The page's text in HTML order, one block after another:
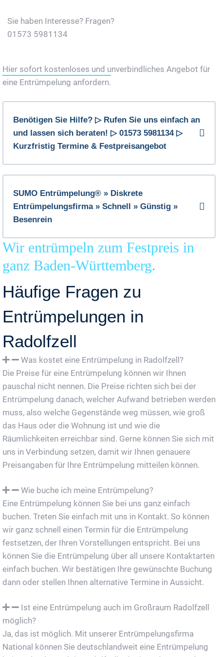
Sie haben Interesse? Fragen?
01573 5981134
Hier sofort kostenloses und unverbindliches Angebot für
eine Entrümpelung anfordern.
Benötigen Sie Hilfe? ▷ Rufen Sie uns einfach an
und lassen sich beraten! ▷ 01573 5981134 ▷
Kurzfristig Termine & Festpreisangebot
SUMO Entrümpelung® » Diskrete
Entrümpelungsfirma » Schnell » Günstig »
Besenrein
Wir entrümpeln zum Festpreis in
ganz Baden-Württemberg.
Häufige Fragen zu
Entrümpelungen in
Radolfzell
Was kostet eine Entrümpelung in Radolfzell?
Die Preise für eine Entrümpelung können wir Ihnen
pauschal nicht nennen. Die Preise richten sich bei der
Entrümpelung danach, welcher Aufwand betrieben werden
muss, also welche Gegenstände weg müssen, wie groß
das Haus oder die Wohnung ist und wie die
Räumlichkeiten erreichbar sind. Gerne können Sie sich mit
uns in Verbindung setzen, damit wir Ihnen genauere
Preisangaben für Ihre Entrümpelung mitteilen können.
Wie buche ich meine Entrümpelung?
Eine Entrümpelung können Sie bei uns ganz einfach
buchen. Treten Sie einfach mit uns in Kontakt. So können
wir ganz schnell einen Termin für die Entrümpelung
festsetzen, der Ihren Vorstellungen entspricht. Bei uns
können Sie die Entrümpelung über all unsere Kontaktarten
einfach buchen. Wir bestätigen Ihre gewünschte Buchung
dann oder stellen Ihnen alternative Termine in Aussicht.
Ist eine Entrümpelung auch im Großraum Radolfzell
möglich?
Ja, das ist möglich. Mit unserer Entrümpelungsfirma
National können Sie deutschlandweit eine Entrümpelung